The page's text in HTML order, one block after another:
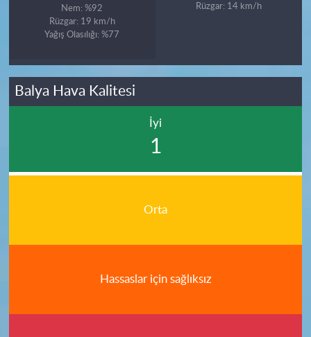
Nem: %92
Rüzgar: 19 km/h
Yağış Olasılığı: %77
Rüzgar: 14 km/h
Balya Hava Kalitesi
İyi
1
Orta
Hassaslar için sağlıksız